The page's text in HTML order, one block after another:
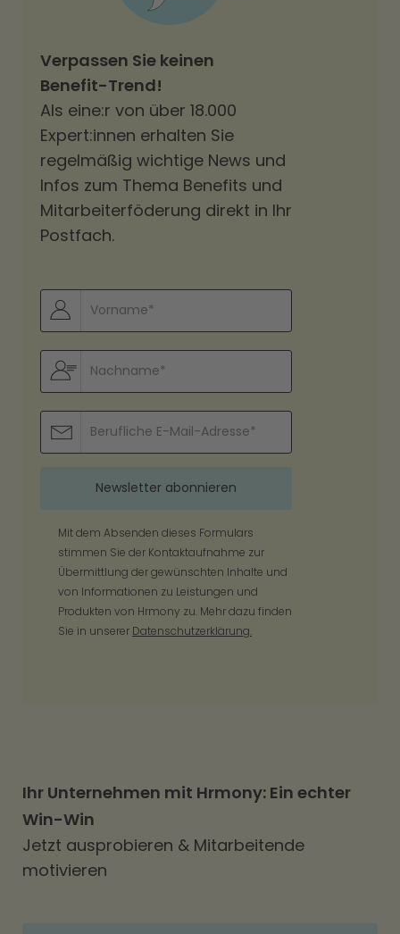
Verpassen Sie keinen
Benefit-Trend!
Als eine:r von über 18.000
Expert:innen erhalten Sie
regelmäßig wichtige News und
Infos zum Thema Benefits und
Mitarbeiterföderung direkt in Ihr
Postfach.
Mit dem Absenden dieses Formulars
stimmen Sie der Kontaktaufnahme zur
Übermittlung der gewünschten Inhalte und
von Informationen zu Leistungen und
Produkten von Hrmony zu. Mehr dazu finden
Sie in unserer Datenschutzerklärung.
Ihr Unternehmen mit Hrmony: Ein echter
Win-Win
Jetzt ausprobieren & Mitarbeitende
motivieren